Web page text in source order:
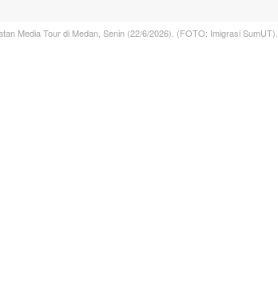
Media Tour di Medan, Senin (22/6/2026). (FOTO: Imigrasi SumUT).